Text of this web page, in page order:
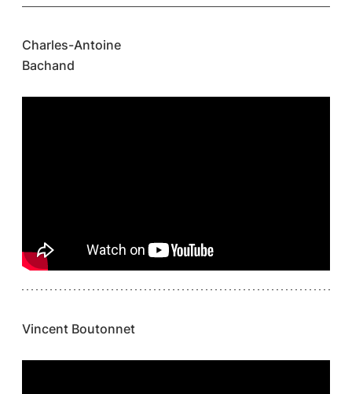
Charles-Antoine
Bachand
Vincent Boutonnet